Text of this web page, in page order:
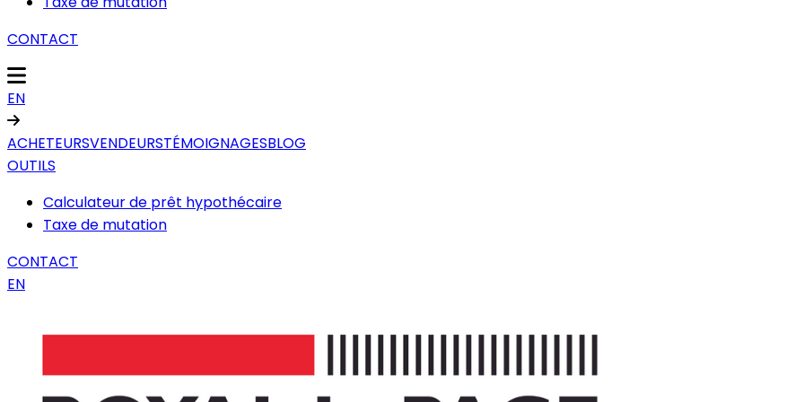
CONTACT
EN
ACHETEURSVENDEURSTÉMOIGNAGESBLOG
OUTILS
Calculateur de prêt hypothécaire
Taxe de mutation
CONTACT
EN